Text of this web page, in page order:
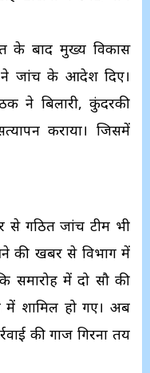
के बाद मुख्य विकास
ने जांच के आदेश दिए।
ने बिलारी, कुंदरकी
कराया। जिसमें
से गठित जांच टीम भी
की खबर से विभाग में
समारोह में दो सौ की
में शामिल हो गए। अब
की गाज गिरना तय